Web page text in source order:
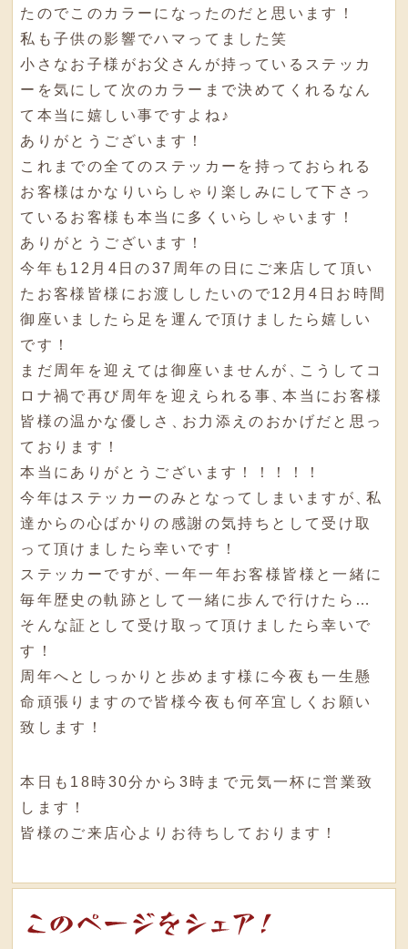
たのでこのカラーになったのだと思います！
私も子供の影響でハマってました笑
小さなお子様がお父さんが持っているステッカ
ーを気にして次のカラーまで決めてくれるなん
て本当に嬉しい事ですよね♪
ありがとうございます！
これまでの全てのステッカーを持っておられる
お客様はかなりいらしゃり楽しみにして下さっ
ているお客様も本当に多くいらしゃいます！
ありがとうございます！
今年も12月4日の37周年の日にご来店して頂い
たお客様皆様にお渡ししたいので12月4日お時間
御座いましたら足を運んで頂けましたら嬉しい
です！
まだ周年を迎えては御座いませんが
、こうしてコ
ロナ禍で再び周年を迎えられる事
、本当にお客様
皆様の温かな優しさ
、お力添えのおかげだと思っ
ております！
本当にありがとうございます！！！！！
今年はステッカーのみとなってしまいますが
、私
達からの心ばかりの感謝の気持ちとして受け取
って頂けましたら幸いです！
ステッカーですが
、一年一年お客様皆様と一緒に
毎年歴史の軌跡として一緒に歩んで行けたら…
そんな証として受け取って頂けましたら幸いで
す！
周年へとしっかりと歩めます様に今夜も一生懸
命頑張りますので皆様今夜も何卒宜しくお願い
致します！
本日も18時30分から3時まで元気一杯に営業致
します！
皆様のご来店心よりお待ちしております！